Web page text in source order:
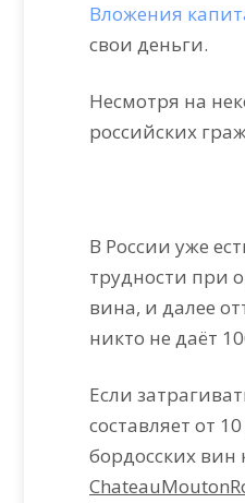
Вложения
свои деньги.
Несмотря на
российских
В России уже
трудности при
вина, и далее
никто не даёт
Если
составляет от
бордосских вин
ChateauMouton